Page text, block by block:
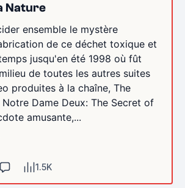
Nature
ensemble le mystère
de ce déchet toxique et
jusqu'en été 1998 où fût
de toutes les autres suites
produites à la chaîne, The
Dame Deux: The Secret of
amusante,...
1.5K